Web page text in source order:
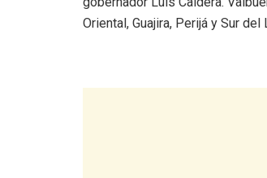
Oriental, Guajira, Perijá y Sur